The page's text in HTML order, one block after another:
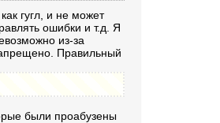
гугл, и не может
ошибки и т.д. Я
из-за
Правильный
были проабузены